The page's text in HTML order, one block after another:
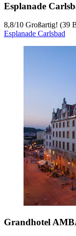
Esplanade
8,8/10 Großartig! (39
Esplanade Carlsbad
Grandhotel